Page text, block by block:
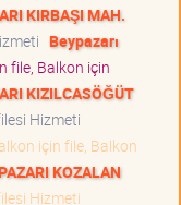
KIRBAŞI MAH.
Beypazarı
file, Balkon için
KIZILCASÖĞÜT
Hizmeti
için file, Balkon
KOZALAN
Hizmeti